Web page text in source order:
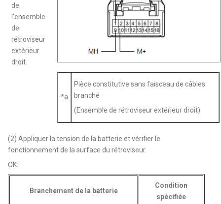
de
l'ensemble
de
rétroviseur
extérieur
droit.
*a
Pièce constitutive sans faisceau de câbles
branché
(Ensemble de rétroviseur extérieur droit)
(2) Appliquer la tension de la batterie et vérifier le
fonctionnement de la surface du rétroviseur.
OK:
Branchement de la batterie
Condition
spécifiée